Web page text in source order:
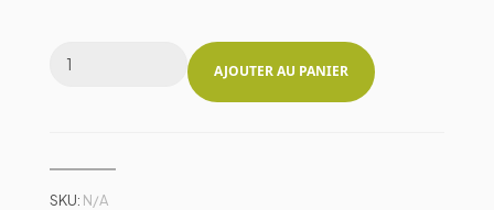
AJOUTER AU PANIER
SKU: N/A